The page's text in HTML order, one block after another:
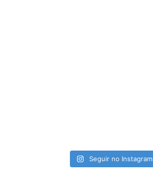
Seguir no Instagram